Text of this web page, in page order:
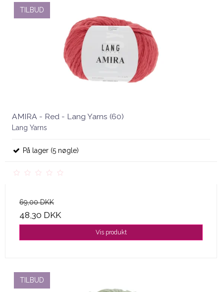
TILBUD
AMIRA - Red - Lang Yarns (60)
Lang Yarns
På lager (5 nøgle)
69,00 DKK
48,30 DKK
Vis produkt
TILBUD